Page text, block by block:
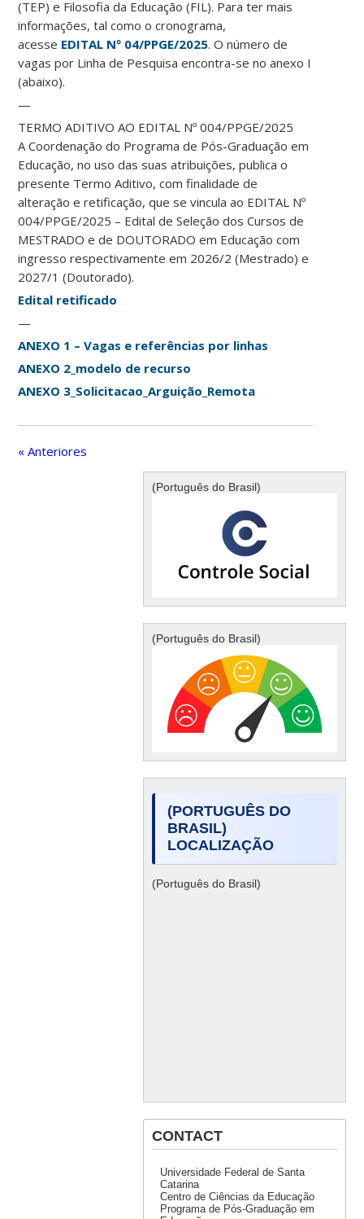
(TEP) e Filosofia da Educação (FIL). Para ter mais
informações, tal como o cronograma,
acesse EDITAL Nº 04/PPGE/2025. O número de
vagas por Linha de Pesquisa encontra-se no anexo I
(abaixo).
—
TERMO ADITIVO AO EDITAL Nº 004/PPGE/2025
A Coordenação do Programa de Pós-Graduação em
Educação, no uso das suas atribuições, publica o
presente Termo Aditivo, com finalidade de
alteração e retificação, que se vincula ao EDITAL Nº
004/PPGE/2025 – Edital de Seleção dos Cursos de
MESTRADO e de DOUTORADO em Educação com
ingresso respectivamente em 2026/2 (Mestrado) e
2027/1 (Doutorado).
Edital retificado
—
ANEXO 1 – Vagas e referências por linhas
ANEXO 2_modelo de recurso
ANEXO 3_Solicitacao_Arguição_Remota
« Anteriores
(Português do Brasil)
(Português do Brasil)
(PORTUGUÊS DO
BRASIL)
LOCALIZAÇÃO
(Português do Brasil)
CONTACT
Universidade Federal de Santa
Catarina
Centro de Ciências da Educação
Programa de Pós-Graduação em